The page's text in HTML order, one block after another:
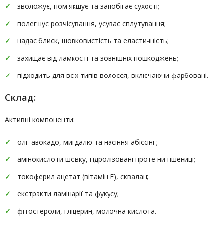
зволожує, пом'якшує та запобігає сухості;
полегшує розчісування, усуває сплутування;
надає блиск, шовковистість та еластичність;
захищає від ламкості та зовнішніх пошкоджень;
підходить для всіх типів волосся, включаючи фарбовані.
Склад:
Активні компоненти:
олії авокадо, мигдалю та насіння абіссінії;
амінокислоти шовку, гідролізовані протеїни пшениці;
токоферил ацетат (вітамін Е), сквалан;
екстракти ламінарії та фукусу;
фітостероли, гліцерин, молочна кислота.